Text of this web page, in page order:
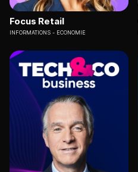
Focus Retail
INFORMATIONS ECONOMIE